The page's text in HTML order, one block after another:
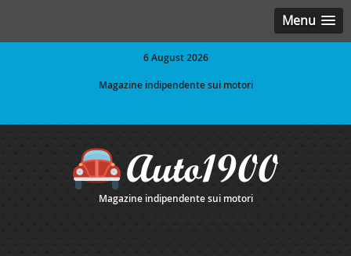
Menu
6 August 2026
Magazine indipendente sui motori
Magazine indipendente sui motori